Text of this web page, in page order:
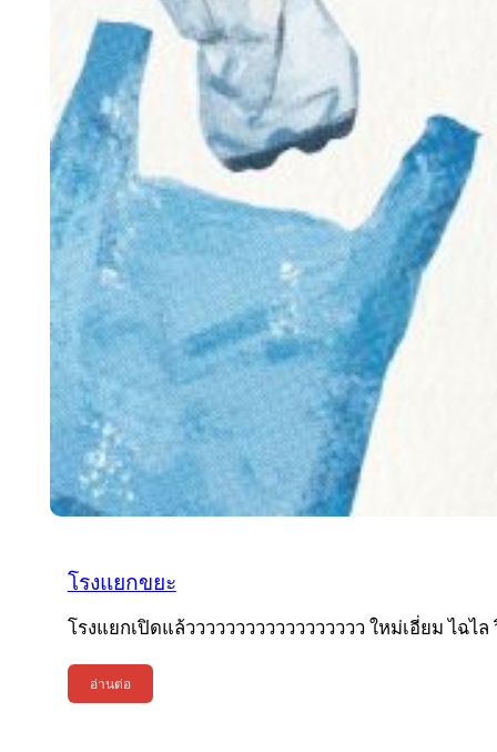
โรงแยกขยะ
โรงแยกเปิดแล้วววววววววววววววววว ใหม่เอี่ยม ไ
อ่านต่อ